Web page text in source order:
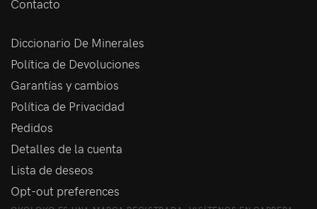
Contacto
Diccionario De Minerales
Política de Devoluciones
Garantías y cambios
Política de Privacidad
Pedidos
Detalles de la cuenta
Lista de deseos
Opt-out preferences